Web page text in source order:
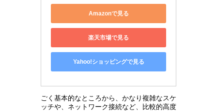
Amazonで見る
楽天市場で見る
Yahoo!ショッピングで見る
ごく基本的なところから、かなり複雑なスケ
ッチや、ネットワーク接続など、比較的高度